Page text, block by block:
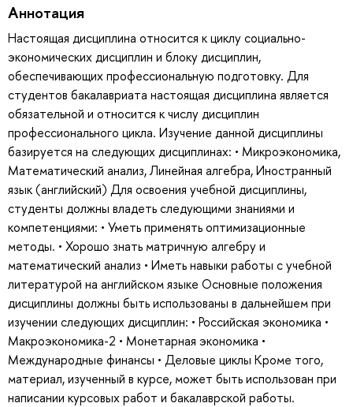
Аннотация
Настоящая дисциплина относится к циклу социально-
экономических дисциплин и блоку дисциплин,
обеспечивающих профессиональную подготовку. Для
студентов бакалавриата настоящая дисциплина является
обязательной и относится к числу дисциплин
профессионального цикла. Изучение данной дисциплины
базируется на следующих дисциплинах: • Микроэкономика,
Математический анализ, Линейная алгебра, Иностранный
язык (английский) Для освоения учебной дисциплины,
студенты должны владеть следующими знаниями и
компетенциями: • Уметь применять оптимизационные
методы. • Хорошо знать матричную алгебру и
математический анализ • Иметь навыки работы с учебной
литературой на английском языке Основные положения
дисциплины должны быть использованы в дальнейшем при
изучении следующих дисциплин: • Российская экономика •
Макроэкономика-2 • Монетарная экономика •
Международные финансы • Деловые циклы Кроме того,
материал, изученный в курсе, может быть использован при
написании курсовых работ и бакалаврской работы.